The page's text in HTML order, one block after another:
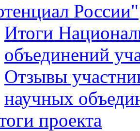
России"
Итоги
объединений
Отзывы
научных
проекта